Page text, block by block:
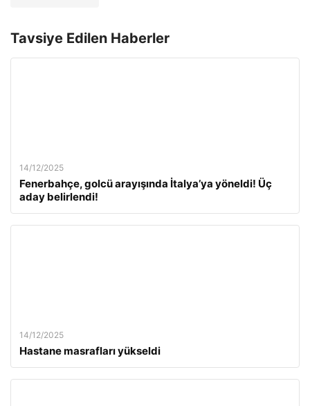
Tavsiye Edilen Haberler
14/12/2025
Fenerbahçe, golcü arayışında İtalya’ya yöneldi! Üç
aday belirlendi!
14/12/2025
Hastane masrafları yükseldi